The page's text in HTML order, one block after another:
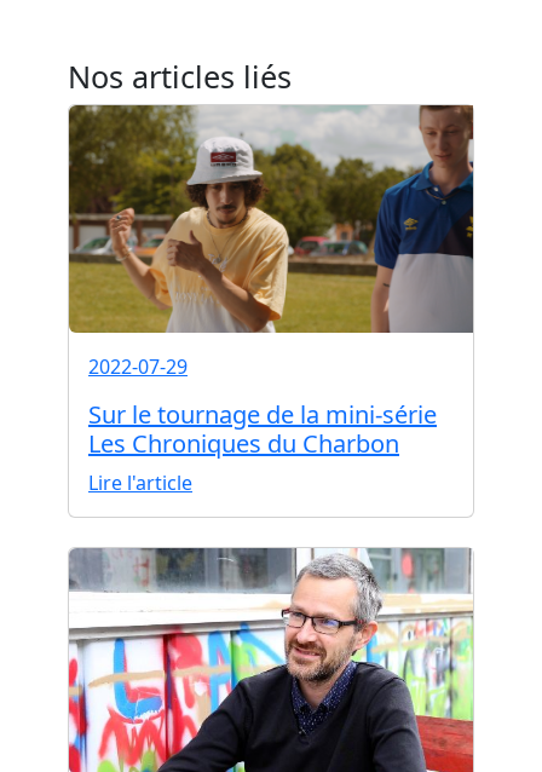
Nos articles liés
2022-07-29
Sur le tournage de la mini-série
Les Chroniques du Charbon
Lire l'article